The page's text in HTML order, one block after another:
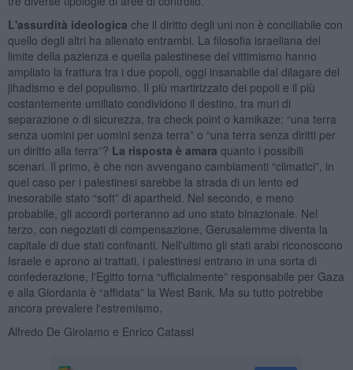
L'assurdità ideologica che il diritto degli uni non è conciliabile con
quello degli altri ha alienato entrambi. La filosofia israeliana del
limite della pazienza e quella palestinese del vittimismo hanno
ampliato la frattura tra i due popoli, oggi insanabile dal dilagare del
jihadismo e del populismo. Il più martirizzato dei popoli e il più
costantemente umiliato condividono il destino, tra muri di
separazione o di sicurezza, tra check point o kamikaze: “una terra
senza uomini per uomini senza terra” o “una terra senza diritti per
un diritto alla terra”? La risposta è amara quanto i possibili
scenari. Il primo, è che non avvengano cambiamenti “climatici”, in
quel caso per i palestinesi sarebbe la strada di un lento ed
inesorabile stato “soft” di apartheid. Nel secondo, e meno
probabile, gli accordi porteranno ad uno stato binazionale. Nel
terzo, con negoziati di compensazione, Gerusalemme diventa la
capitale di due stati confinanti. Nell'ultimo gli stati arabi riconoscono
Israele e aprono ai trattati, i palestinesi entrano in una sorta di
confederazione, l'Egitto torna “ufficialmente” responsabile per Gaza
e alla Giordania è “affidata” la West Bank. Ma su tutto potrebbe
ancora prevalere l'estremismo.
Alfredo De Girolamo e Enrico Catassi